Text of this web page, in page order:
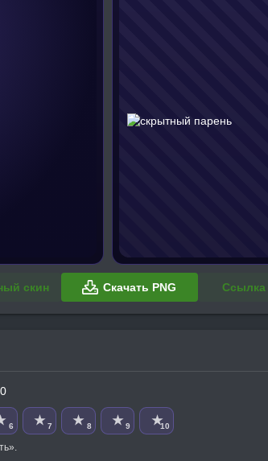
скин Скачать PNG Ссылка
6 ★ 7 ★ 8 ★ 9 ★10